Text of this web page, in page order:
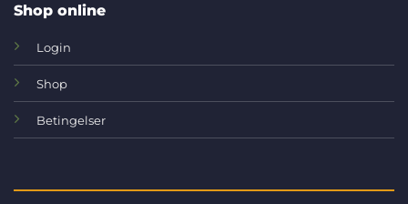
Shop online
Login
Shop
Betingelser